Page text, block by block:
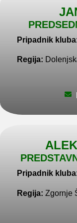
Pripadnik
Regija:
Pripadnik
Regija: Zgornje